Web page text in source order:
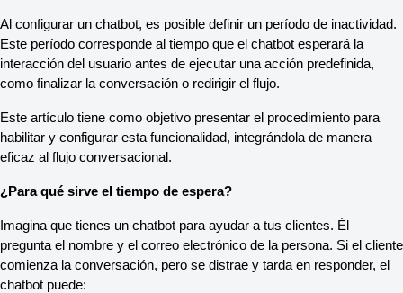
Al configurar un chatbot, es posible definir un período de inactividad.
Este período corresponde al tiempo que el chatbot esperará la
interacción del usuario antes de ejecutar una acción predefinida,
como finalizar la conversación o redirigir el flujo.
Este artículo tiene como objetivo presentar el procedimiento para
habilitar y configurar esta funcionalidad, integrándola de manera
eficaz al flujo conversacional.
¿Para qué sirve el tiempo de espera?
Imagina que tienes un chatbot para ayudar a tus clientes. Él
pregunta el nombre y el correo electrónico de la persona. Si el cliente
comienza la conversación, pero se distrae y tarda en responder, el
chatbot puede: